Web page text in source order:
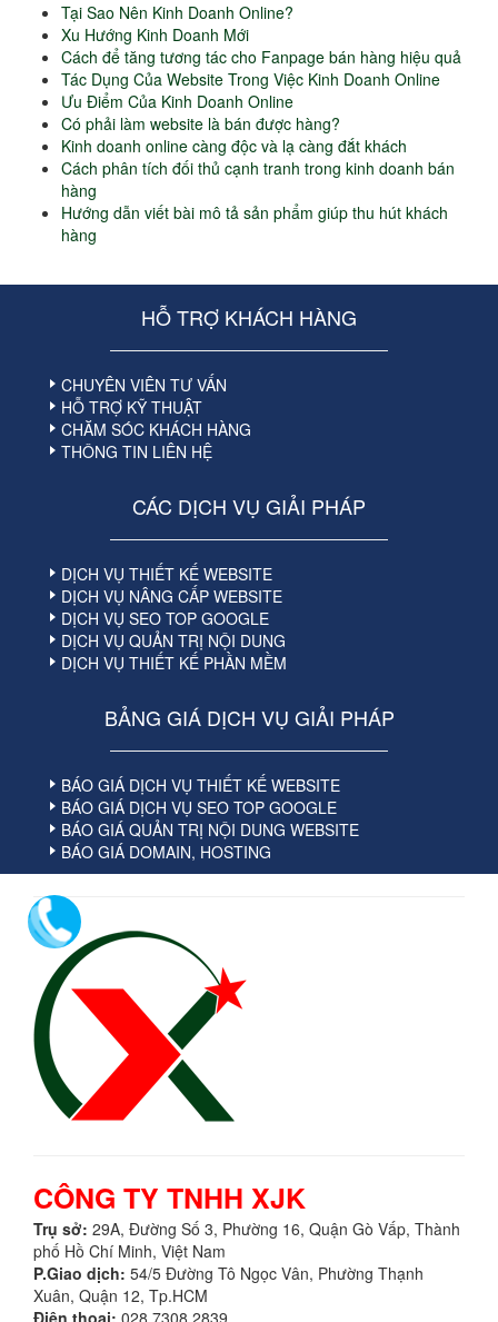
Tại Sao Nên Kinh Doanh Online?
Xu Hướng Kinh Doanh Mới
Cách để tăng tương tác cho Fanpage bán hàng hiệu quả
Tác Dụng Của Website Trong Việc Kinh Doanh Online
Ưu Điểm Của Kinh Doanh Online
Có phải làm website là bán được hàng?
Kinh doanh online càng độc và lạ càng đắt khách
Cách phân tích đối thủ cạnh tranh trong kinh doanh bán
hàng
Hướng dẫn viết bài mô tả sản phẩm giúp thu hút khách
hàng
HỖ TRỢ KHÁCH HÀNG
CHUYÊN VIÊN TƯ VẤN
HỖ TRỢ KỸ THUẬT
CHĂM SÓC KHÁCH HÀNG
THÔNG TIN LIÊN HỆ
CÁC DỊCH VỤ GIẢI PHÁP
DỊCH VỤ THIẾT KẾ WEBSITE
DỊCH VỤ NÂNG CẤP WEBSITE
DỊCH VỤ SEO TOP GOOGLE
DỊCH VỤ QUẢN TRỊ NỘI DUNG
DỊCH VỤ THIẾT KẾ PHẦN MỀM
BẢNG GIÁ DỊCH VỤ GIẢI PHÁP
BÁO GIÁ DỊCH VỤ THIẾT KẾ WEBSITE
BÁO GIÁ DỊCH VỤ SEO TOP GOOGLE
BÁO GIÁ QUẢN TRỊ NỘI DUNG WEBSITE
BÁO GIÁ DOMAIN, HOSTING
CÔNG TY TNHH XJK
Trụ sở: 29A, Ðường Số 3, Phường 16, Quận Gò Vấp, Thành
phố Hồ Chí Minh, Việt Nam
P.Giao dịch: 54/5 Đường Tô Ngọc Vân, Phường Thạnh
Xuân, Quận 12, Tp.HCM
Điện thoại: 028.7308.2839